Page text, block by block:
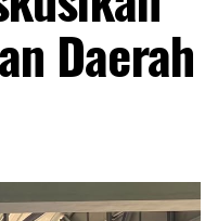
Daerah